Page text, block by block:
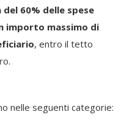
60% delle spese
importo massimo di
, entro il tetto
nelle seguenti categorie: